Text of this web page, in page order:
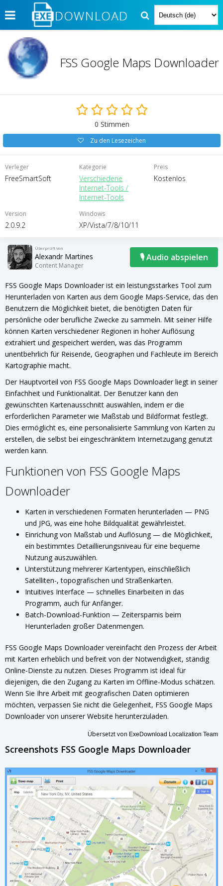
FSS Google Maps Downloader
0 Stimmen
Zu den Lesezeichen
Verleger
FreeSmartSoft
Kategorie
Verschiedene
Internet-Tools /
Internet-Tools
Preis
Kostenlos
Version
2.0.9.2
Windows
XP/Vista/7/8/10/11
🎙 Audio abspielen
Überprüft von
Alexandr Martines
Content Manager
FSS Google Maps Downloader ist ein leistungsstarkes Tool zum
Herunterladen von Karten aus dem Google Maps-Service, das den
Benutzern die Möglichkeit bietet, die benötigten Daten für
persönliche oder berufliche Zwecke zu sammeln. Mit seiner Hilfe
können Karten verschiedener Regionen in hoher Auflösung
extrahiert und gespeichert werden, was das Programm
unentbehrlich für Reisende, Geographen und Fachleute im Bereich
Kartographie macht.
Der Hauptvorteil von FSS Google Maps Downloader liegt in seiner
Einfachheit und Funktionalität. Der Benutzer kann den
gewünschten Kartenausschnitt auswählen, indem er die
erforderlichen Parameter wie Maßstab und Bildformat festlegt.
Dies ermöglicht es, eine personalisierte Sammlung von Karten zu
erstellen, die selbst bei eingeschränktem Internetzugang genutzt
werden kann.
Funktionen von FSS Google Maps
Downloader
Karten in verschiedenen Formaten herunterladen — PNG
und JPG, was eine hohe Bildqualität gewährleistet.
Einrichung von Maßstab und Auflösung — die Möglichkeit,
ein bestimmtes Detaillierungsniveau für eine bequeme
Nutzung auszuwählen.
Unterstützung mehrerer Kartentypen, einschließlich
Satelliten-, topografischen und Straßenkarten.
Intuitives Interface — schnelles Einarbeiten in das
Programm, auch für Anfänger.
Batch-Download-Funktion — Zeitersparnis beim
Herunterladen großer Datenmengen.
FSS Google Maps Downloader vereinfacht den Prozess der Arbeit
mit Karten erheblich und befreit von der Notwendigkeit, ständig
Online-Dienste zu nutzen. Dieses Programm ist ideal für
diejenigen, die den Zugang zu Karten im Offline-Modus schätzen.
Wenn Sie Ihre Arbeit mit geografischen Daten optimieren
möchten, verpassen Sie nicht die Gelegenheit, FSS Google Maps
Downloader von unserer Website herunterzuladen.
Übersetzt von ExeDownload Localization Team
Screenshots FSS Google Maps Downloader